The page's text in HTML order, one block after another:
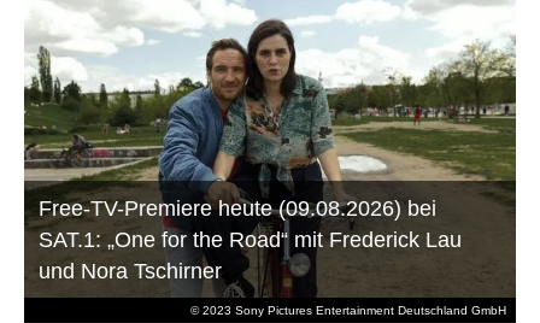
© 2023 Sony Pictures Entertainment Deutschland GmbH
Free-TV-Premiere heute (09.08.2026) bei
SAT.1: „One for the Road“ mit Frederick Lau
und Nora Tschirner